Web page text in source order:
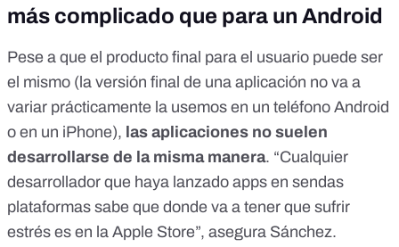
más complicado que para un Android
Pese a que el producto final para el usuario puede ser
el mismo (la versión final de una aplicación no va a
variar prácticamente la usemos en un teléfono Android
o en un iPhone), las aplicaciones no suelen
desarrollarse de la misma manera. “Cualquier
desarrollador que haya lanzado apps en sendas
plataformas sabe que donde va a tener que sufrir
estrés es en la Apple Store”, asegura Sánchez.